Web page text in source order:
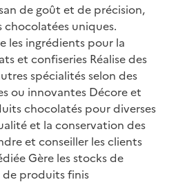
de goût et de précision,
uniques.
les ingrédients pour la
et confiseries Réalise des
spécialités selon des
ou innovantes Décore et
chocolatés pour diverses
et la conservation des
et conseiller les clients
Gère les stocks de
de produits finis